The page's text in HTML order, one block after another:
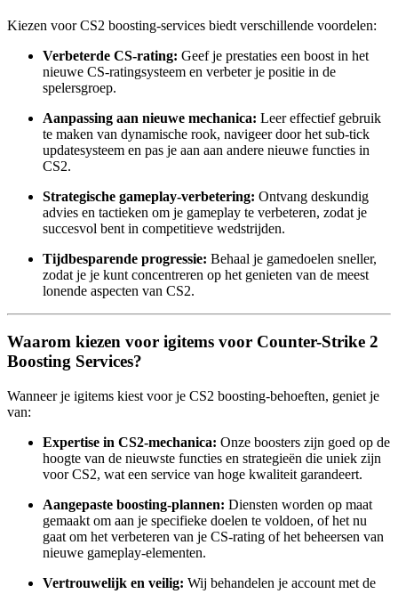
Kiezen voor CS2 boosting-services biedt verschillende voordelen:
Verbeterde CS-rating: Geef je prestaties een boost in het
nieuwe CS-ratingsysteem en verbeter je positie in de
spelersgroep.
Aanpassing aan nieuwe mechanica: Leer effectief gebruik
te maken van dynamische rook, navigeer door het sub-tick
updatesysteem en pas je aan aan andere nieuwe functies in
CS2.
Strategische gameplay-verbetering: Ontvang deskundig
advies en tactieken om je gameplay te verbeteren, zodat je
succesvol bent in competitieve wedstrijden.
Tijdbesparende progressie: Behaal je gamedoelen sneller,
zodat je je kunt concentreren op het genieten van de meest
lonende aspecten van CS2.
Waarom kiezen voor igitems voor Counter-Strike 2
Boosting Services?
Wanneer je igitems kiest voor je CS2 boosting-behoeften, geniet je
van:
Expertise in CS2-mechanica: Onze boosters zijn goed op de
hoogte van de nieuwste functies en strategieën die uniek zijn
voor CS2, wat een service van hoge kwaliteit garandeert.
Aangepaste boosting-plannen: Diensten worden op maat
gemaakt om aan je specifieke doelen te voldoen, of het nu
gaat om het verbeteren van je CS-rating of het beheersen van
nieuwe gameplay-elementen.
Vertrouwelijk en veilig: Wij behandelen je account met de